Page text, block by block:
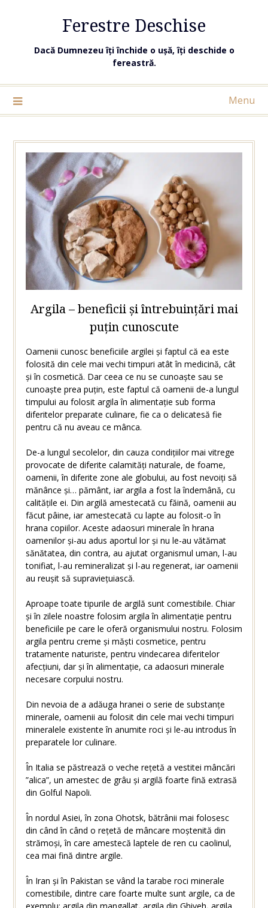
Ferestre Deschise
Dacă Dumnezeu îți închide o ușă, îți deschide o
fereastră.
Menu
Argila – beneficii și întrebuințări mai
puțin cunoscute
Oamenii cunosc beneficiile argilei și faptul că ea este
folosită din cele mai vechi timpuri atât în medicină, cât
și în cosmetică. Dar ceea ce nu se cunoaște sau se
cunoaște prea puțin, este faptul că oamenii de-a lungul
timpului au folosit argila în alimentație sub forma
diferitelor preparate culinare, fie ca o delicatesă fie
pentru că nu aveau ce mânca.
De-a lungul secolelor, din cauza condițiilor mai vitrege
provocate de diferite calamități naturale, de foame,
oamenii, în diferite zone ale globului, au fost nevoiți să
mănânce și… pământ, iar argila a fost la îndemână, cu
calitățile ei. Din argilă amestecată cu făină, oamenii au
făcut pâine, iar amestecată cu lapte au folosit-o în
hrana copiilor. Aceste adaosuri minerale în hrana
oamenilor și-au adus aportul lor și nu le-au vătămat
sănătatea, din contra, au ajutat organismul uman, l-au
tonifiat, l-au remineralizat și l-au regenerat, iar oamenii
au reușit să supraviețuiască.
Aproape toate tipurile de argilă sunt comestibile. Chiar
și în zilele noastre folosim argila în alimentație pentru
beneficiile pe care le oferă organismului nostru. Folosim
argila pentru creme și măști cosmetice, pentru
tratamente naturiste, pentru vindecarea diferitelor
afecțiuni, dar și în alimentație, ca adaosuri minerale
necesare corpului nostru.
Din nevoia de a adăuga hranei o serie de substanțe
minerale, oamenii au folosit din cele mai vechi timpuri
mineralele existente în anumite roci și le-au introdus în
preparatele lor culinare.
În Italia se păstrează o veche rețetă a vestitei mâncări
”alica”, un amestec de grâu și argilă foarte fină extrasă
din Golful Napoli.
În nordul Asiei, în zona Ohotsk, bătrânii mai folosesc
din când în când o rețetă de mâncare moștenită din
strămoși, în care amestecă laptele de ren cu caolinul,
cea mai fină dintre argile.
În Iran și în Pakistan se vând la tarabe roci minerale
comestibile, dintre care foarte multe sunt argile, ca de